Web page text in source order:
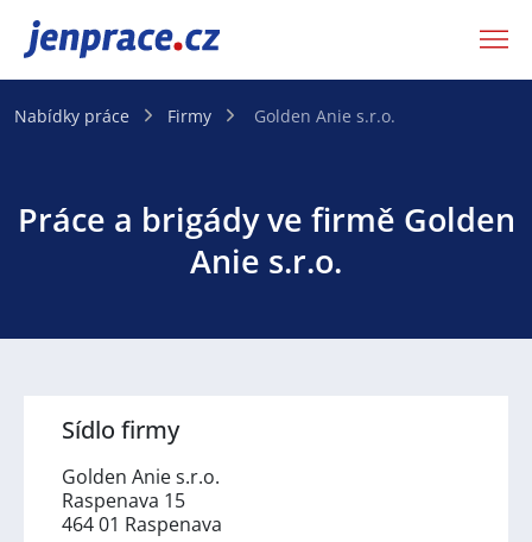
JenPráce.cz
Nabídky práce Firmy Golden Anie s.r.o.
Práce a brigády ve firmě Golden
Anie s.r.o.
Sídlo firmy
Golden Anie s.r.o.
Raspenava 15
464 01 Raspenava